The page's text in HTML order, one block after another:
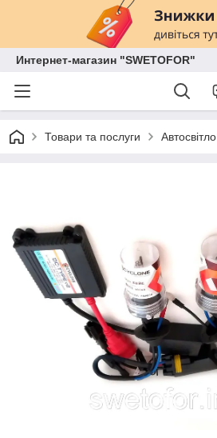
Интернет-магазин "SWETOFOR"
Товари та послуги Автосвітло